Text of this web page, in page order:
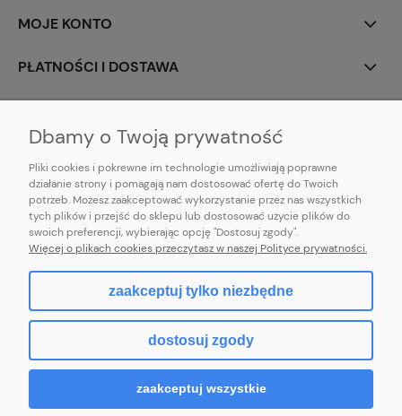
MOJE KONTO
PŁATNOŚCI I DOSTAWA
E-mail:pl101sukienek@gmail.com
101sukienek.pl
ul. Piotrkowska 317/11, Łódź 93-035, woj. łódzkie
pokaż pełną wersję strony
Sklep internetowy Shoper.pl
Dbamy o Twoją prywatność
Pliki cookies i pokrewne im technologie umożliwiają poprawne
działanie strony i pomagają nam dostosować ofertę do Twoich
potrzeb. Możesz zaakceptować wykorzystanie przez nas wszystkich
tych plików i przejść do sklepu lub dostosować użycie plików do
swoich preferencji, wybierając opcję "Dostosuj zgody".
Więcej o plikach cookies przeczytasz w naszej Polityce prywatności.
zaakceptuj tylko niezbędne
dostosuj zgody
zaakceptuj wszystkie